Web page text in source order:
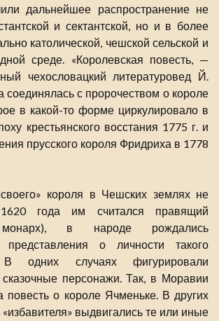
дальнейшее распространение не
и сектантской, но и в более
католической, чешской сельской и
среде. «Королевская повесть, —
чехословацкий литературовед Й.
соединялась с пророчеством о короле
в какой-то форме циркулировало в
крестьянского восстания 1775 г. и
прусского короля Фридриха в 1778
короля в Чешских землях не
года им считался правящий
монарх), в народе рождались
представления о личности такого
В одних случаях фигурировали
персонажи. Так, в Моравии
повесть о короле Ячменьке. В других
выдвигались те или иные